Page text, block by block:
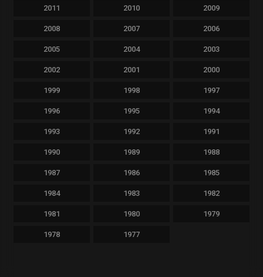
2011 2010 2009
2008 2007 2006
2005 2004 2003
2002 2001 2000
1999 1998 1997
1996 1995 1994
1993 1992 1991
1990 1989 1988
1987 1986 1985
1984 1983 1982
1981 1980 1979
1978 1977